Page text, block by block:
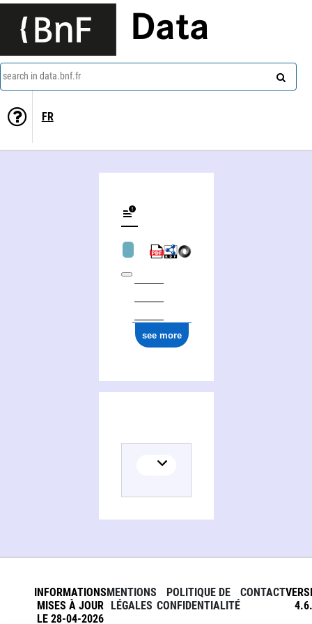
Data
search in data.bnf.fr
FR
see more
INFORMATIONS
MISES À JOUR
LE 28-04-2026
MENTIONS
LÉGALES
POLITIQUE DE
CONFIDENTIALITÉ
CONTACT